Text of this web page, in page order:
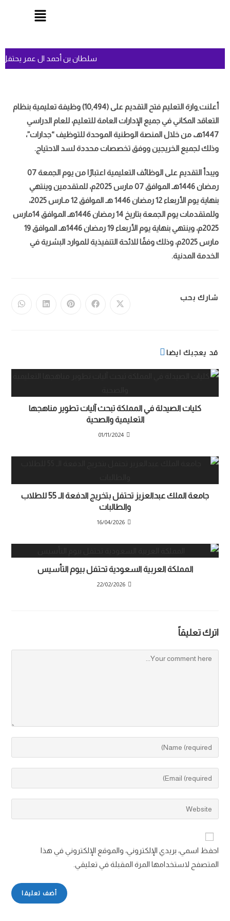
سلطان بن أحمد ال عمر يحتفل
أعلنت
وارة التعليم فتح التقديم على (10,494) وظيفة تعليمية بنظام
التعاقد المكاني في جميع الإدارات العامة للتعليم، للعام الدراسي
1447هـ، من خلال المنصة الوطنية الموحدة للتوظيف “جدارات”،
وذلك لجميع الخريجين ووفق تخصصات محددة لسد الاحتياج.
ويبدأ التقديم على الوظائف التعليمية اعتبارًا من يوم الجمعة 07
رمضان 1446هـ الموافق 07 مارس 2025م، للمتقدمين وينتهي
بنهاية يوم الأربعاء 12 رمضان 1446 هـ الموافق 12 مـارس 2025،
وللمتقدمات يوم الجمعة بتاريخ 14 رمضان 1446هـ الموافق 14مارس
2025م، وينتهي بنهاية يوم الأربعاء 19 رمضان 1446هـ الموافق 19
مارس 2025م، وذلك وفقًا للائحة التنفيذية للموارد البشرية في
الخدمة المدنية.
شارك بحب
قد يعجبك ايضا
كليات الصيدلة في المملكة تبحث آليات تطوير مناهجها
التعليمية والصحية
01/11/2024
جامعة الملك عبدالعزيز تحتفل بتخريج الدفعة الـ 55 للطلاب
والطالبات
16/04/2026
المملكة العربية السعودية تحتفل بيوم التأسيس
22/02/2026
اترك تعليقاً
احفظ اسمي، بريدي الإلكتروني، والموقع الإلكتروني في هذا
المتصفح لاستخدامها المرة المقبلة في تعليقي.